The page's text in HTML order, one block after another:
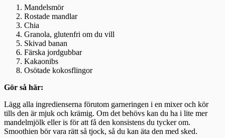
Mandelsmör
Rostade mandlar
Chia
Granola, glutenfri om du vill
Skivad banan
Färska jordgubbar
Kakaonibs
Osötade kokosflingor
Gör så här:
Lägg alla ingredienserna förutom garneringen i en mixer och kör
tills den är mjuk och krämig. Om det behövs kan du ha i lite mer
mandelmjölk eller is för att få den konsistens du tycker om.
Smoothien bör vara rätt så tjock, så du kan äta den med sked.